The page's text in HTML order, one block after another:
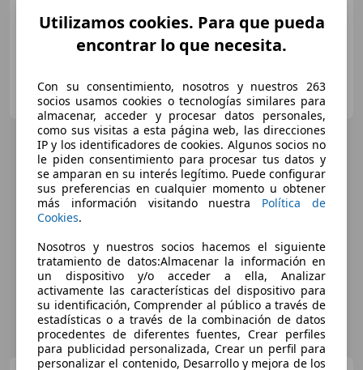
FLEXICAR ELCHE - Avenida de Alicante
ES-03291 ELCHE
Utilizamos cookies. Para que pueda
encontrar lo que necesita.
Con su consentimiento, nosotros y nuestros 263
socios usamos cookies o tecnologías similares para
almacenar, acceder y procesar datos personales,
como sus visitas a esta página web, las direcciones
IP y los identificadores de cookies. Algunos socios no
le piden consentimiento para procesar tus datos y
se amparan en su interés legítimo. Puede configurar
sus preferencias en cualquier momento u obtener
más información visitando nuestra Política de
Cookies.
Nosotros y nuestros socios hacemos el siguiente
tratamiento de datos:Almacenar la información en
un dispositivo y/o acceder a ella, Analizar
activamente las características del dispositivo para
su identificación, Comprender al público a través de
estadísticas o a través de la combinación de datos
procedentes de diferentes fuentes, Crear perfiles
para publicidad personalizada, Crear un perfil para
personalizar el contenido, Desarrollo y mejora de los